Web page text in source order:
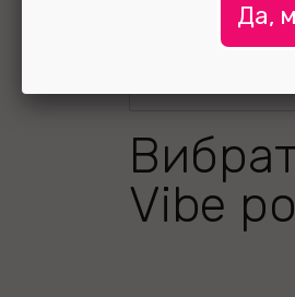
Vibe
Да,